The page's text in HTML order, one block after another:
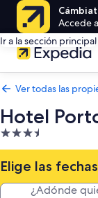
Accede
Ir a la sección principal
Ver todas las
Hotel
Propiedad
de
3.5
estrellas
Elige las
¿Adónde